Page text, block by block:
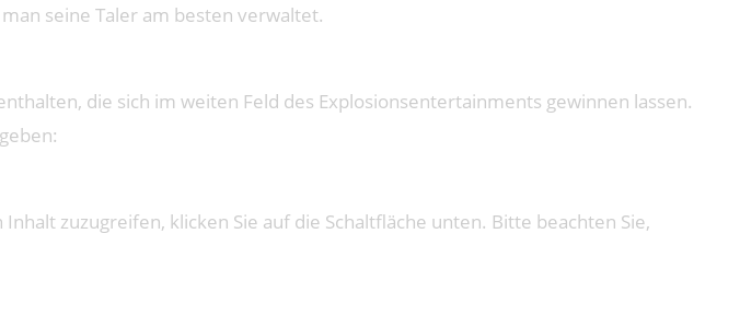
seine Taler am besten verwaltet.
die sich im weiten Feld des Explosionsentertainments gewinnen lassen.
zuzugreifen, klicken Sie auf die Schaltfläche unten. Bitte beachten Sie,